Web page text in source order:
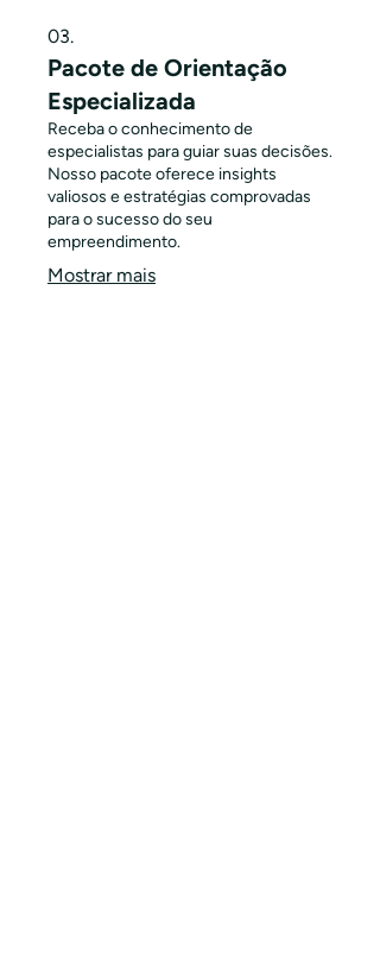
03.
Pacote de Orientação
Especializada
Receba o conhecimento de
especialistas para guiar suas decisões.
Nosso pacote oferece insights
valiosos e estratégias comprovadas
para o sucesso do seu
empreendimento.
Mostrar mais